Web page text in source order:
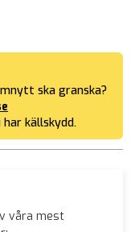
ska granska?
källskydd.
våra mest